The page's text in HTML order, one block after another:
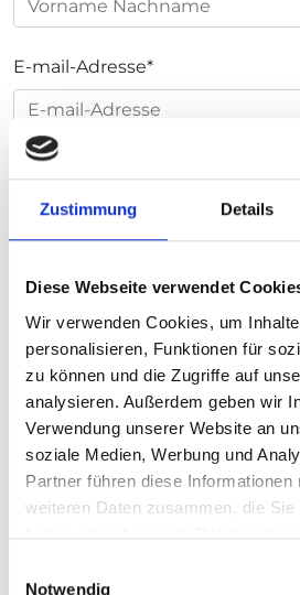
Zustimmung Details
Diese Webseite verwendet
Wir verwenden Cookies, um
personalisieren, Funktionen für
zu können und die Zugriffe auf
analysieren. Außerdem geben wir
Verwendung unserer Website an
soziale Medien, Werbung und
Partner führen diese
weiteren Daten zusammen, die Sie
haben oder die sie im Rahmen
Notwendig
E-mail-Adresse*
Absenden